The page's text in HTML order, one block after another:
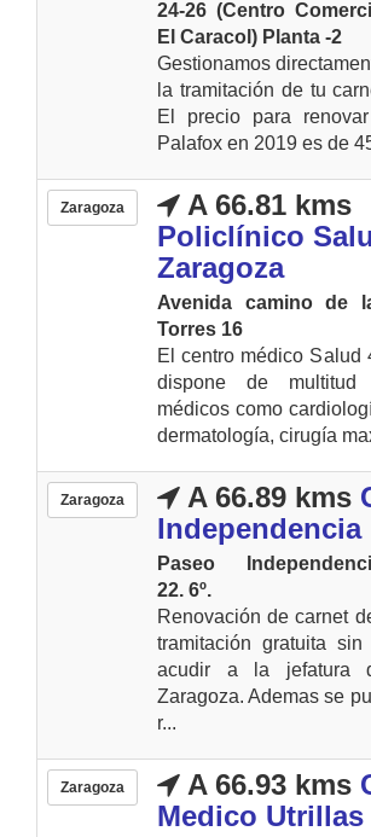
24-26 (Centro
El Caracol) Planta -2
Gestionamos
la tramitación de tu
El precio para
Palafox en 2019 es de
Zaragoza
A 66.81 kms
Policlínico
Zaragoza
Avenida camino de
Torres 16
El centro médico Salud
dispone de multitud
médicos como
dermatología, cirugía
Zaragoza A 66.89 kms
Independencia
Paseo
22. 6º.
Renovación de carnet
tramitación gratuita
acudir a la jefatura
Zaragoza. Ademas se
r...
Zaragoza A 66.93 kms
Medico Utrillas